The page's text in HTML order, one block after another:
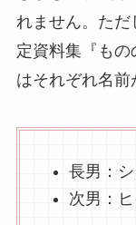
れません。ただ
定資料集『も
はそれぞれ名前
長男：シ
次男：ヒ